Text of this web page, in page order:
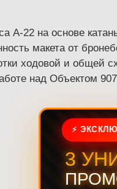
А-22 на основе
макета от
ходовой и общей
над Объектом
⚡
3